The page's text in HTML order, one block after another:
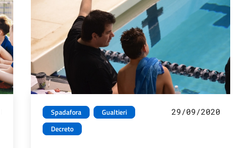
Spadafora
Gualtieri
Decreto
29/09/2020